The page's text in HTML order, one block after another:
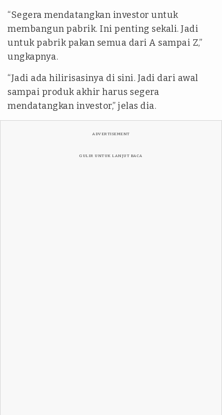
“Segera mendatangkan investor untuk
membangun pabrik. Ini penting sekali. Jadi
untuk pabrik pakan semua dari A sampai Z,”
ungkapnya.
“Jadi ada hilirisasinya di sini. Jadi dari awal
sampai produk akhir harus segera
mendatangkan investor,” jelas dia.
ADVERTISEMENT
GULIR UNTUK LANJUT BACA